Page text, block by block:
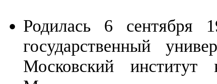
Родилась 6 сентября
государственный
Московский